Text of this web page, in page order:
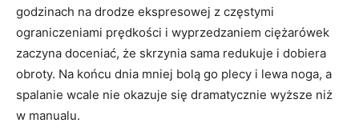
godzinach na drodze ekspresowej z częstymi
ograniczeniami prędkości i wyprzedzaniem ciężarówek
zaczyna doceniać, że skrzynia sama redukuje i dobiera
obroty. Na końcu dnia mniej bolą go plecy i lewa noga, a
spalanie wcale nie okazuje się dramatycznie wyższe niż
w manualu.